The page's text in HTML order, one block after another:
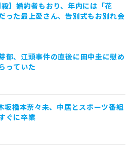
】婚約者もおり、年内には「花
った最上愛さん、告別式もお別れ会
郁、江頭事件の直後に田中圭に慰め
っていた
坂橋本奈々未、中居とスポーツ番組
ぐに卒業